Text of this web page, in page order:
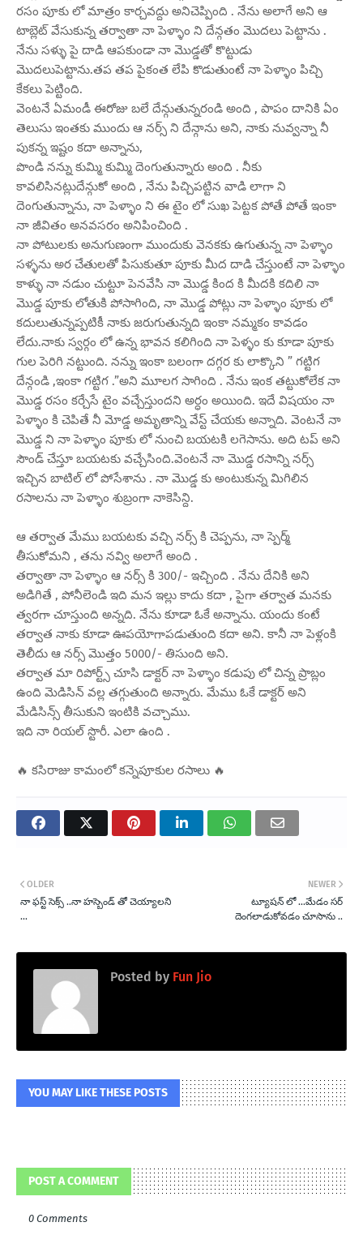
రసం పూకు లో మాత్రం కార్చవద్దు అనిచెప్పింది . నేను అలాగే అని ఆ
టాబ్లెట్ వేసుకున్న తర్వాతా నా పెళ్ళాం ని దేన్గతం మొదలు పెట్టాను .
నేను సళ్ళు పై దాడి ఆపకుండా నా మొడ్డతో కొట్టుడు
మొదలుపెట్టాను.తప తప పైకంత లేపి కొడుతుంటే నా పెళ్ళాం పిచ్చి
కేకలు పెట్టింది.
వెంటనే ఏమండీ ఈరోజు బలే దేన్గుతున్నరండి అంది , పాపం దానికి ఏం
తెలుసు ఇంతకు ముందు ఆ నర్స్ ని దేన్గాను అని, నాకు నువ్వన్నా నీ
పుకన్న ఇష్టం కదా అన్నాను,
పొండి నన్ను కుమ్మి కుమ్మి దెంగుతున్నారు అంది . నీకు
కావలిసినట్లుదేన్గుకో అంది , నేను పిచ్చిపట్టిన వాడి లాగా ని
దెంగుతున్నాను, నా పెళ్ళాం ని ఈ టైం లో సుఖ పెట్టక పోతే పోతే ఇంకా
నా జీవితం అనవసరం అనిపించింది .
నా పోటులకు అనుగుణంగా ముందుకు వెనకకు ఉగుతున్న నా పెళ్ళాం
సళ్ళను అర చేతులతో పిసుకుతూ పూకు మీద దాడి చేస్తుంటే నా పెళ్ళాం
కాళ్ళు నా నడుం చుట్టూ పెనవేసి నా మొడ్డ కింద కి మీదకి కదిలి నా
మొడ్డ పూకు లోతుకి పోసాగింది, నా మొడ్డ పోట్లు నా పెళ్ళాం పూకు లో
కదులుతున్నప్పటికీ నాకు జరుగుతున్నది ఇంకా నమ్మకం కావడం
లేదు.నాకు స్వర్గం లో ఉన్న భావన కలిగింది నా పెళ్ళం కు కూడా పూకు
గుల పెరిగి నట్టుంది. నన్ను ఇంకా బలంగా దగ్గర కు లాక్కొని ” గట్టిగ
దేన్గండి ,ఇంకా గట్టిగ .”అని మూలగ సాగింది . నేను ఇంక తట్టుకోలేక నా
మొడ్డ రసం కర్చేసే టైం వచ్చేస్తుందని అర్ధం అయింది. ఇదే విషయం నా
పెళ్ళాం కి చెపితే నీ మోడ్డ అమృతాన్ని వేస్ట్ చేయకు అన్నాది. వెంటనే నా
మొడ్డ ని నా పెళ్ళాం పూకు లో నుంచి బయటకి లగెసాను. అది టప్ అని
సౌండ్ చేస్తూ బయటకు వచ్చేసింది.వెంటనే నా మొడ్డ రసాన్ని నర్స్
ఇచ్చిన బాటిల్ లో పోసేశాను . నా మొడ్డ కు అంటుకున్న మిగిలిన
రసాలను నా పెళ్ళాం శుబ్రంగా నాకెసిన్ది.
ఆ తర్వాత మేము బయటకు వచ్చి నర్స్ కి చెప్పను, నా స్పెర్మ్
తీసుకోమని , తను నవ్వి అలాగే అంది .
తర్వాతా నా పెళ్ళాం ఆ నర్స్ కి 300/- ఇచ్చింది . నేను దేనికి అని
అడిగితే , పోనీలెండి ఇది మన ఇల్లు కాదు కదా , పైగా తర్వాత మనకు
త్వరగా చూస్తుంది అన్నది. నేను కూడా ఓకే అన్నాను. యందు కంటే
తర్వాత నాకు కూడా ఊపయోగాపడుతుంది కదా అని. కానీ నా పెళ్లంకి
తెలీదు ఆ నర్స్ మొత్తం 5000/- తిసుంది అని.
తర్వాత మా రిపోర్ట్స్ చూసి డాక్టర్ నా పెళ్ళాం కడుపు లో చిన్న ప్రాబ్లం
ఉంది మెడిసిన్ వల్ల తగ్గుతుంది అన్నారు. మేము ఓకే డాక్టర్ అని
మేడిసిన్స్ తీసుకుని ఇంటికి వచ్చాము.
ఇది నా రియల్ స్టొరీ. ఎలా ఉంది .
🔥 కసిరాజు కామంలో కన్నెపూకుల రసాలు 🔥
NEWER
ట్యూషన్ లో ...మేడం సర్
దెంగలాడుకోవడం చూసాను ..
OLDER
నా ఫస్ట్ సెక్స్ ..నా హస్బెండ్ తో చెయ్యాలని
...
Posted by Fun Jio
YOU MAY LIKE THESE POSTS
POST A COMMENT
0 Comments